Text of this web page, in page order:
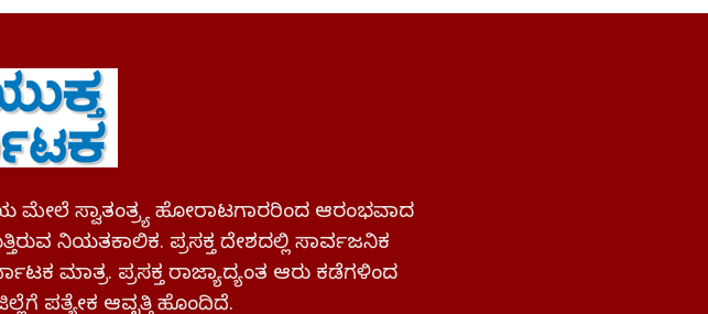
ಮೇಲೆ ಸ್ವಾತಂತ್ರ್ಯ ಹೋರಾಟಗಾರರಿಂದ ಆರಂಭವಾದ
ನಿಯತಕಾಲಿಕ. ಪ್ರಸಕ್ತ ದೇಶದಲ್ಲಿ ಸಾರ್ವಜನಿಕ
ಮಾತ್ರ. ಪ್ರಸಕ್ತ ರಾಜ್ಯಾದ್ಯಂತ ಆರು ಕಡೆಗಳಿಂದ
ಪತ್ಯೇಕ ಆವೃತ್ತಿ ಹೊಂದಿದೆ.